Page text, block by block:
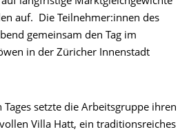
auf. Die Teilnehmer:innen des
gemeinsam den Tag im
in der Züricher Innenstadt
setzte die Arbeitsgruppe ihren
Villa Hatt, ein traditionsreiches